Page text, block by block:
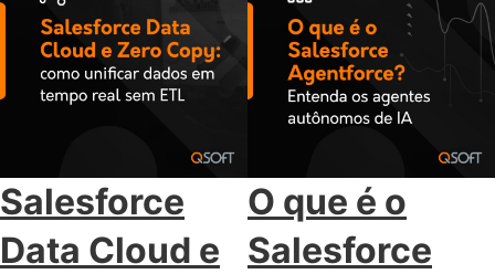
Salesforce
Data Cloud e
O que é o
Salesforce